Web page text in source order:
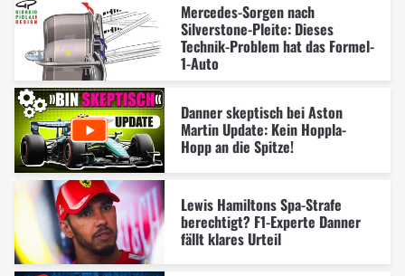
Mercedes-Sorgen nach
Silverstone-Pleite: Dieses
Technik-Problem hat das Formel-
1-Auto
Danner skeptisch bei Aston
Martin Update: Kein Hoppla-
Hopp an die Spitze!
Lewis Hamiltons Spa-Strafe
berechtigt? F1-Experte Danner
fällt klares Urteil